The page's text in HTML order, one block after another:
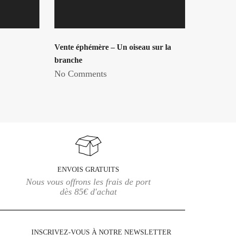
Vente éphémère – Un oiseau sur la
branche
No Comments
ENVOIS GRATUITS
Nous vous offrons les frais de port
dès 85€ d'achat
INSCRIVEZ-VOUS À NOTRE NEWSLETTER